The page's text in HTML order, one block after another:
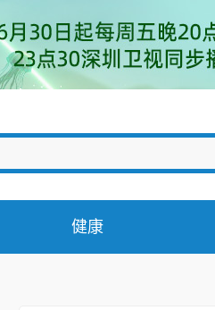
健康